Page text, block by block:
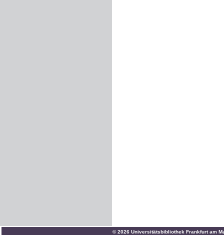
© 2026 Universitätsbibliothek Frankfurt am